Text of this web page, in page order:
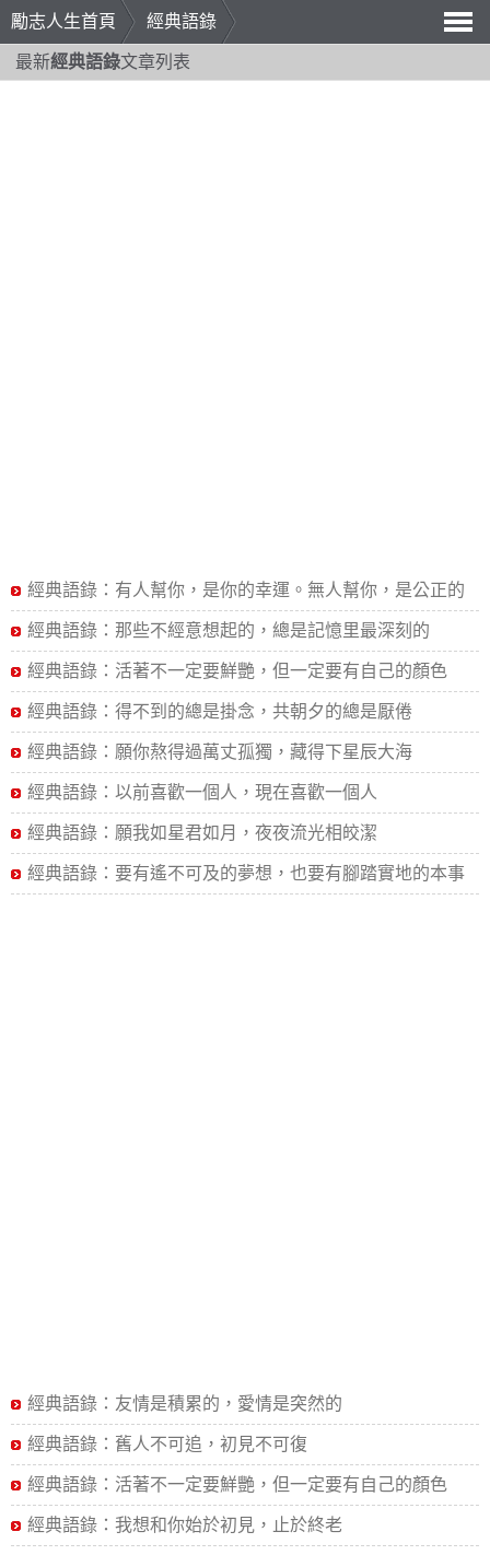
勵志人生首頁
經典語錄
導
最新經典語錄文章列表
經典語錄：有人幫你，是你的幸運。無人幫你，是公正的
命運
經典語錄：那些不經意想起的，總是記憶里最深刻的
經典語錄：活著不一定要鮮艷，但一定要有自己的顏色
經典語錄：得不到的總是掛念，共朝夕的總是厭倦
經典語錄：願你熬得過萬丈孤獨，藏得下星辰大海
經典語錄：以前喜歡一個人，現在喜歡一個人
經典語錄：願我如星君如月，夜夜流光相皎潔
經典語錄：要有遙不可及的夢想，也要有腳踏實地的本事
經典語錄：友情是積累的，愛情是突然的
經典語錄：舊人不可追，初見不可復
經典語錄：活著不一定要鮮艷，但一定要有自己的顏色
經典語錄：我想和你始於初見，止於終老